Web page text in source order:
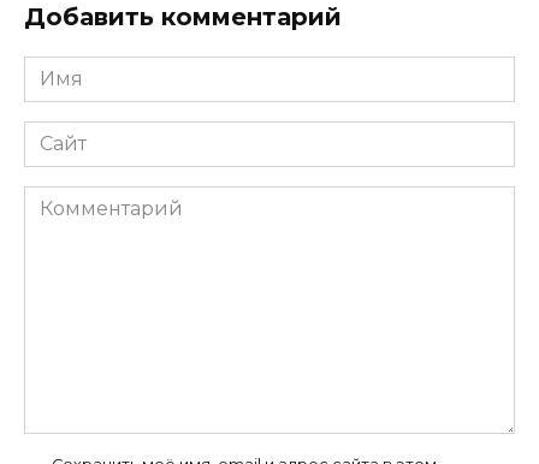
Добавить комментарий
Имя
*
Сайт
Комментарий